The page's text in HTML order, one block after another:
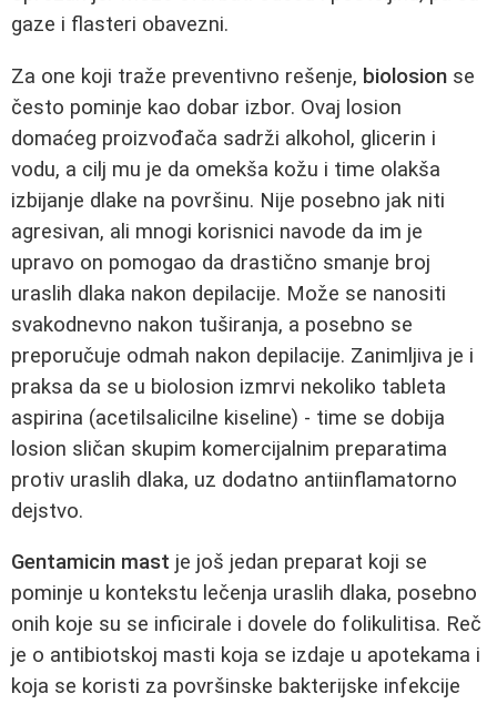
gaze i flasteri obavezni.
Za one koji traže preventivno rešenje, biolosion se
često pominje kao dobar izbor. Ovaj losion
domaćeg proizvođača sadrži alkohol, glicerin i
vodu, a cilj mu je da omekša kožu i time olakša
izbijanje dlake na površinu. Nije posebno jak niti
agresivan, ali mnogi korisnici navode da im je
upravo on pomogao da drastično smanje broj
uraslih dlaka nakon depilacije. Može se nanositi
svakodnevno nakon tuširanja, a posebno se
preporučuje odmah nakon depilacije. Zanimljiva je i
praksa da se u biolosion izmrvi nekoliko tableta
aspirina (acetilsalicilne kiseline) - time se dobija
losion sličan skupim komercijalnim preparatima
protiv uraslih dlaka, uz dodatno antiinflamatorno
dejstvo.
Gentamicin mast je još jedan preparat koji se
pominje u kontekstu lečenja uraslih dlaka, posebno
onih koje su se inficirale i dovele do folikulitisa. Reč
je o antibiotskoj masti koja se izdaje u apotekama i
koja se koristi za površinske bakterijske infekcije